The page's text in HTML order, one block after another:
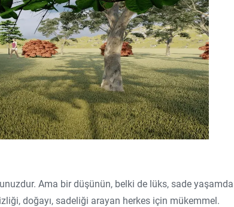
Ama bir düşünün, belki de lüks, sade yaşamda
doğayı, sadeliği arayan herkes için mükemmel.